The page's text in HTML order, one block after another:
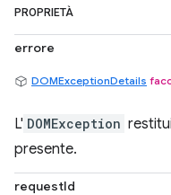
PROPRIETÀ
errore
DOMExceptionDetails
L' DOMException
presente.
requestId